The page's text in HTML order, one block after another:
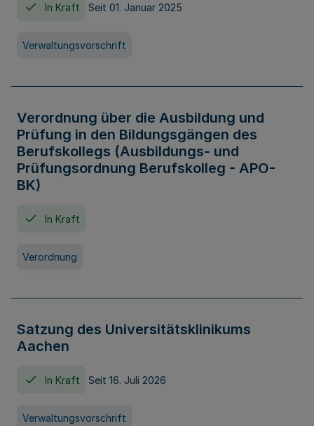
In Kraft Seit 01. Januar 2025
Verwaltungsvorschrift
Verordnung über die Ausbildung und
Prüfung in den Bildungsgängen des
Berufskollegs (Ausbildungs- und
Prüfungsordnung Berufskolleg - APO-
BK)
In Kraft
Verordnung
Satzung des Universitätsklinikums
Aachen
In Kraft Seit 16. Juli 2026
Verwaltungsvorschrift